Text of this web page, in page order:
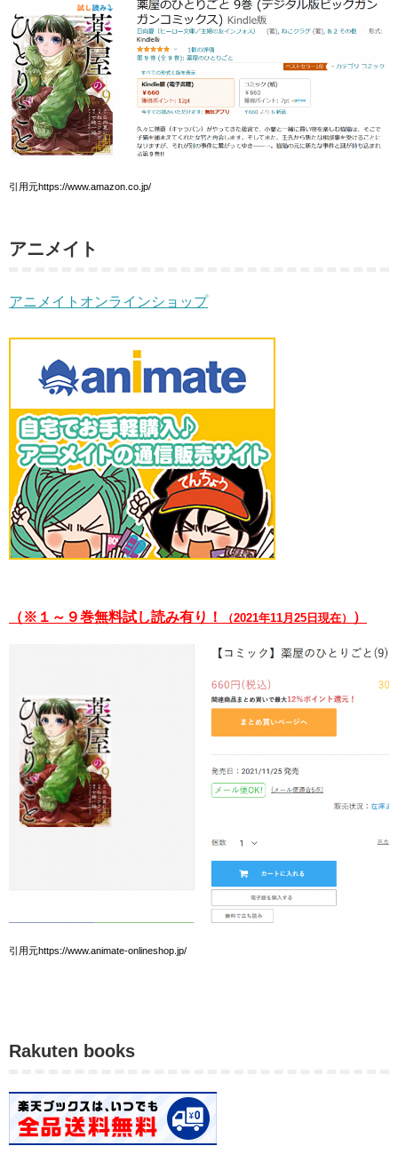
引用元https://www.amazon.co.jp/
アニメイト
アニメイトオンラインショップ
（※１～９巻無料試し読み有り！ （2021年11月25日現在） ）
引用元https://www.animate-onlineshop.jp/
Rakuten books